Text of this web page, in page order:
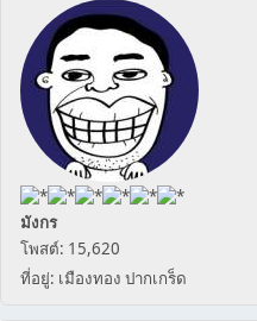
มังกร
โพสต์: 15,620
ที่อยู่: เมืองทอง ปากเกร็ด